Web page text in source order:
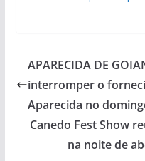
APARECIDA DE
interromper o
Aparecida no
Canedo Fest Show
na noite de